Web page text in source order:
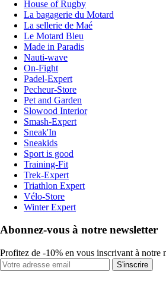
House of Rugby
La bagagerie du Motard
La sellerie de Maé
Le Motard Bleu
Made in Paradis
Nauti-wave
On-Fight
Padel-Expert
Pecheur-Store
Pet and Garden
Slowood Interior
Smash-Expert
Sneak'In
Sneakids
Sport is good
Training-Fit
Trek-Expert
Triathlon Expert
Vélo-Store
Winter Expert
Abonnez-vous à notre newsletter
Profitez de -10% en vous inscrivant à notre
S'inscrire